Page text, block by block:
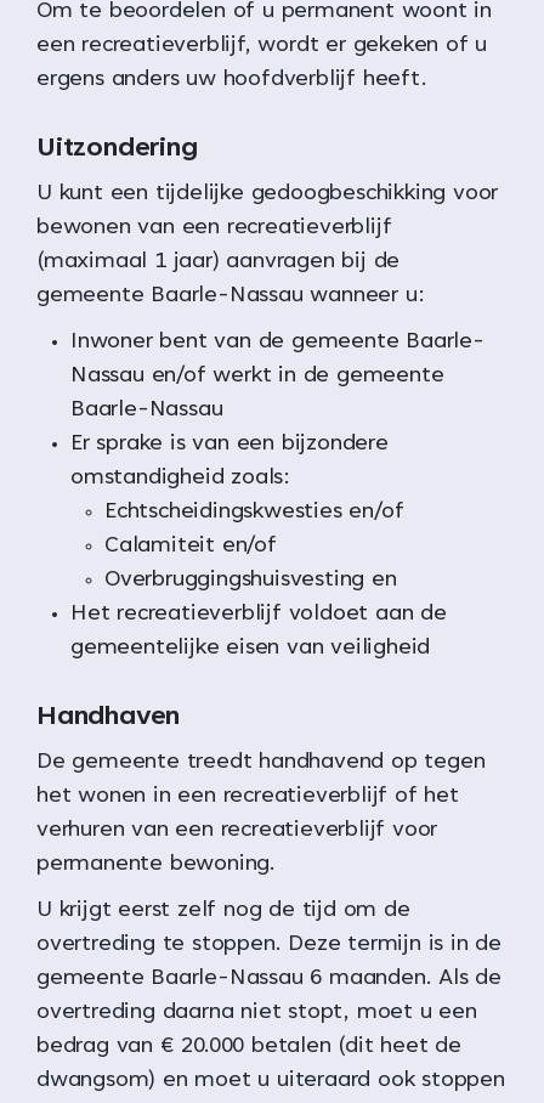
Om te beoordelen of u permanent woont in
een recreatieverblijf, wordt er gekeken of u
ergens anders uw hoofdverblijf heeft.
Uitzondering
U kunt een tijdelijke gedoogbeschikking voor
bewonen van een recreatieverblijf
(maximaal 1 jaar) aanvragen bij de
gemeente Baarle-Nassau wanneer u:
Inwoner bent van de gemeente Baarle-
Nassau en/of werkt in de gemeente
Baarle-Nassau
Er sprake is van een bijzondere
omstandigheid zoals:
Echtscheidingskwesties en/of
Calamiteit en/of
Overbruggingshuisvesting en
Het recreatieverblijf voldoet aan de
gemeentelijke eisen van veiligheid
Handhaven
De gemeente treedt handhavend op tegen
het wonen in een recreatieverblijf of het
verhuren van een recreatieverblijf voor
permanente bewoning.
U krijgt eerst zelf nog de tijd om de
overtreding te stoppen. Deze termijn is in de
gemeente Baarle-Nassau 6 maanden. Als de
overtreding daarna niet stopt, moet u een
bedrag van € 20.000 betalen (dit heet de
dwangsom) en moet u uiteraard ook stoppen